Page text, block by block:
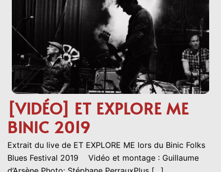
[VIDÉO] ET EXPLORE ME
BINIC 2019
Extrait du live de ET EXPLORE ME lors du Binic Folks
Blues Festival 2019 Vidéo et montage : Guillaume